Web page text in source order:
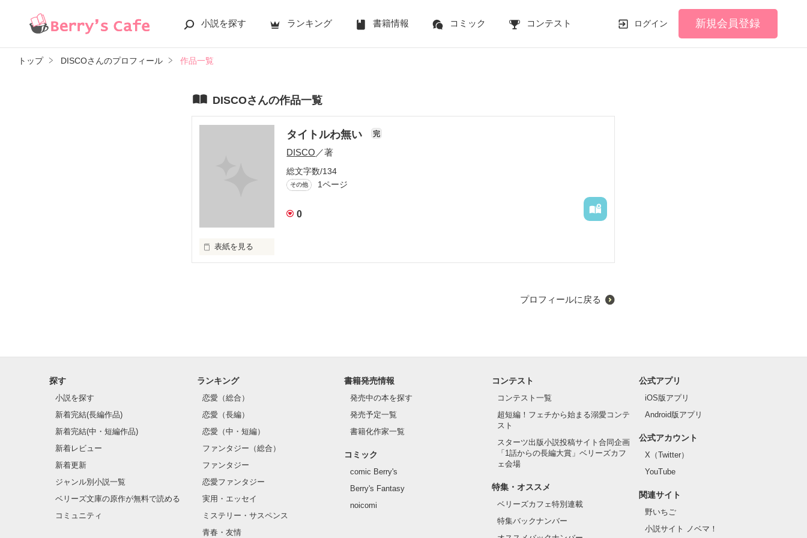
小説を探す ランキング 書籍情報 コミック コンテスト ログイン 新規会員登録
トップ DISCOさんのプロフィール 作品一覧
DISCOさんの作品一覧
タイトルわ無い 完
DISCO ／著
総文字数/134
その他 1ページ
0
表紙を見る
プロフィールに戻る
探す
小説を探す
新着完結(長編作品)
新着完結(中・短編作品)
新着レビュー
新着更新
ジャンル別小説一覧
ベリーズ文庫の原作が無料で読める
コミュニティ
ランキング
恋愛（総合）
恋愛（長編）
恋愛（中・短編）
ファンタジー（総合）
ファンタジー
恋愛ファンタジー
実用・エッセイ
ミステリー・サスペンス
青春・友情
書籍発売情報
発売中の本を探す
発売予定一覧
書籍化作家一覧
コミック
comic Berry's
Berry's Fantasy
noicomi
コンテスト
コンテスト一覧
超短編！フェチから始まる溺愛コンテ
スト
スターツ出版小説投稿サイト合同企画
「1話からの長編大賞」ベリーズカフ
ェ会場
特集・オススメ
ベリーズカフェ特別連載
特集バックナンバー
公式アプリ
iOS版アプリ
Android版アプリ
公式アカウント
X（Twitter）
YouTube
関連サイト
野いちご
小説サイト ノベマ！